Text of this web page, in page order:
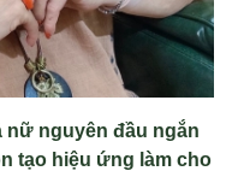
nữ nguyên đầu ngắn
tạo hiệu ứng làm cho